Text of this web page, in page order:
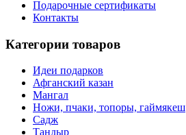
Подарочные сертификаты
Контакты
Категории товаров
Идеи подарков
Афганский казан
Мангал
Ножи, пчаки, топоры, гаймякеш
Садж
Тандыр